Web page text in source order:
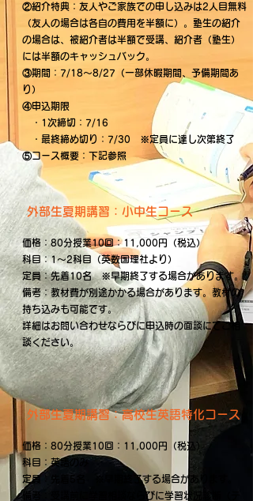
②紹介特典：友人やご家族での申し込みは2人目無料
（友人の場合は各自の費用を半額に）。塾生の紹介
の場合は、被紹介者は半額で受講、紹介者（塾生）
には半額のキャッシュバック。
③期間：7/18～8/27（一部休暇期間、予備期間あ
り）
④申込期限
・1次締切：7/16
・最終締め切り：7/30 ※定員に達し次第終了
⑤コース概要：下記参照
​外部生夏期講習：小中生コース
価格：80分授業10回：11,000円（税込）
​科目：1～2科目（英数国理社より）
定員：先着10名 ※早期終了する場合があります。
備考：教材費が別途かかる場合があります。教材の
持ち込みも可能です。
​詳細はお問い合わせならびに申込時の面談にてご相
談ください。
​外部生夏期講習：高校生英語特化コース
価格：80分授業10回：11,000円（税込）
科目：英語のみ
定員：先着5名​ ※
早期終了する場合があります。
備考：受講前に学習相談ならびに学習状況診断（テ